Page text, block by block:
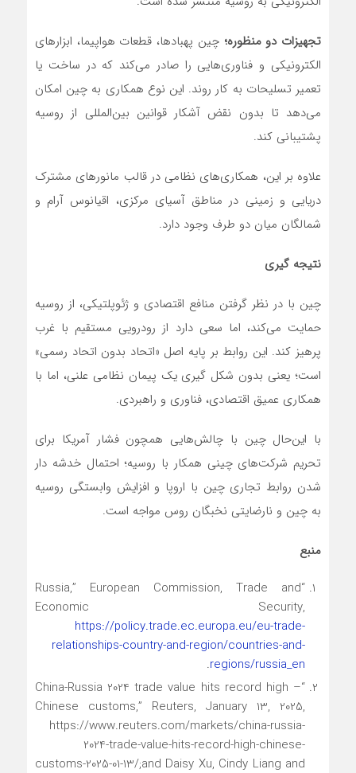
تجهیزات دو منظوره؛ چین پهبادها، قطعات هواپیما، ابزارهای
الکترونیکی و فناوری‌هایی را صادر‌ می‌کند که در ساخت یا
تعمیر تسلیحات به کار روند. این نوع همکاری به چین امکان‌
می‌دهد تا بدون نقض آشکار قوانین بین‌المللی از روسیه
پشتیبانی کند.
علاوه بر این، همکاری‌های نظامی در قالب مانورهای مشترک
دریایی و زمینی در مناطق آسیای مرکزی، اقیانوس آرام و
شمالگان میان دو طرف وجود دارد.
نتیجه گیری
چین با در نظر گرفتن منافع اقتصادی و ژئوپلتیکی، از روسیه
حمایت‌ می‌کند، اما سعی دارد از رودرویی مستقیم با غرب
پرهیز کند. این روابط بر پایه اصل «اتحاد بدون اتحاد رسمی»
است؛ یعنی بدون شکل گیری یک پیمان نظامی علنی، اما با
همکاری عمیق اقتصادی، فناوری و راهبردی.
با این‌حال چین با چالش‌هایی همچون فشار آمریکا برای
تحریم شرکت‌های چینی همکار با روسیه؛ احتمال خدشه دار
شدن روابط تجاری چین با اروپا و افزایش وابستگی روسیه
به چین و نارضایتی نخبگان روس مواجه است.
منبع
“Russia,” European Commission, Trade and
Economic Security,
https://policy.trade.ec.europa.eu/eu-trade-
relationships-country-and-region/countries-and-
regions/russia_en
.
“China-Russia 2024 trade value hits record high –
Chinese customs,” Reuters, January 13, 2025,
https://www.reuters.com/markets/china-russia-
2024-trade-value-hits-record-high-chinese-
customs-2025-01-13/;and Daisy Xu, Cindy Liang and